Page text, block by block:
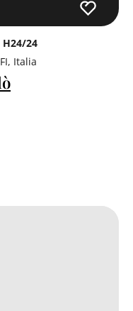
H24/24
Italia